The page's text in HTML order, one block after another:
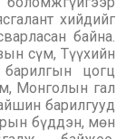
хийдийг
байна.
сүм, Түүхийн
цогц
Монголын гал
барилгууд
бүддэн, мөн